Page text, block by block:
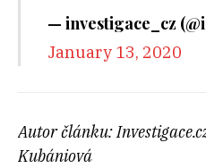
— investigace_cz
January 13, 2020
Autor článku:
Kubániová